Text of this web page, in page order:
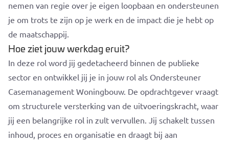
nemen van regie over je eigen loopbaan en ondersteunen
je om trots te zijn op je werk en de impact die je hebt op
de maatschappij.
Hoe ziet jouw werkdag eruit?
In deze rol word jij gedetacheerd binnen de publieke
sector en ontwikkel jij je in jouw rol als Ondersteuner
Casemanagement Woningbouw. De opdrachtgever vraagt
om structurele versterking van de uitvoeringskracht, waar
jij een belangrijke rol in zult vervullen. Jij schakelt tussen
inhoud, proces en organisatie en draagt bij aan